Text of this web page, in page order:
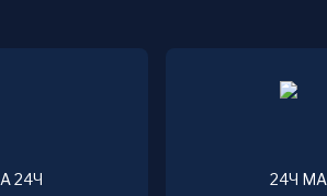
24Ч 24Ч